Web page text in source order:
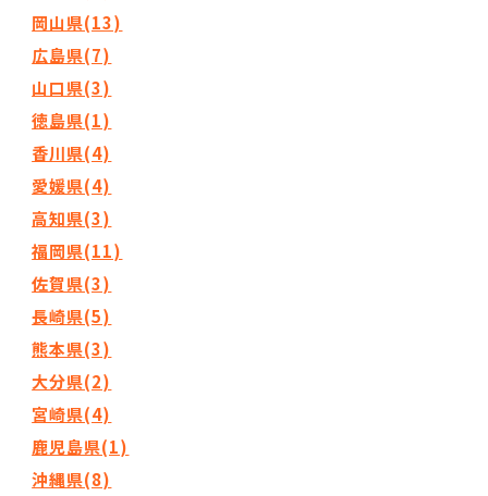
岡山県(13)
広島県(7)
山口県(3)
徳島県(1)
香川県(4)
愛媛県(4)
高知県(3)
福岡県(11)
佐賀県(3)
長崎県(5)
熊本県(3)
大分県(2)
宮崎県(4)
鹿児島県(1)
沖縄県(8)